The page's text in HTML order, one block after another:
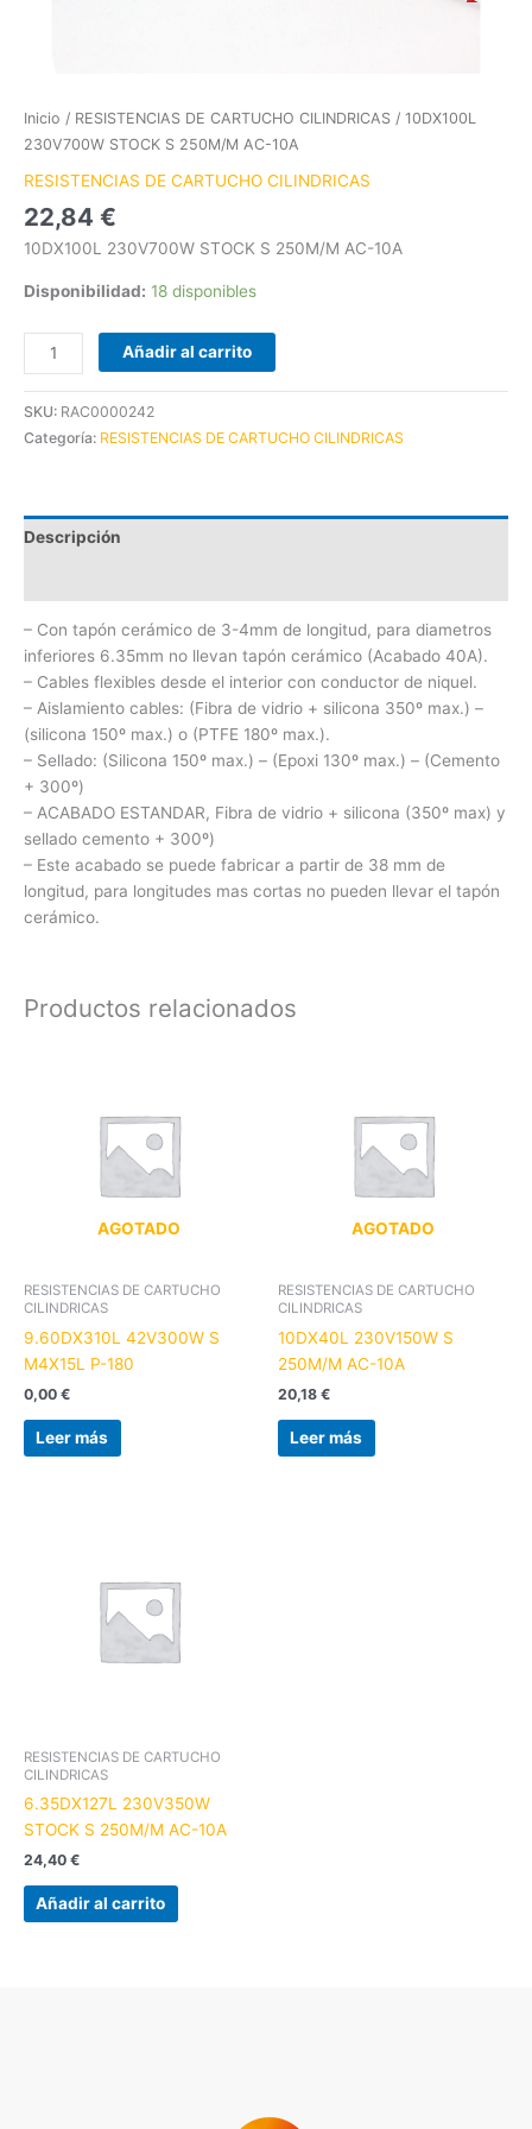
Inicio / RESISTENCIAS DE CARTUCHO CILINDRICAS / 10DX100L
230V700W STOCK S 250M/M AC-10A
RESISTENCIAS DE CARTUCHO CILINDRICAS
22,84 €
10DX100L 230V700W STOCK S 250M/M AC-10A
Disponibilidad: 18 disponibles
Añadir al carrito
SKU: RAC0000242
Categoría: RESISTENCIAS DE CARTUCHO CILINDRICAS
Descripción
– Con tapón cerámico de 3-4mm de longitud, para diametros
inferiores 6.35mm no llevan tapón cerámico (Acabado 40A).
– Cables flexibles desde el interior con conductor de niquel.
– Aislamiento cables: (Fibra de vidrio + silicona 350º max.) –
(silicona 150º max.) o (PTFE 180º max.).
– Sellado: (Silicona 150º max.) – (Epoxi 130º max.) – (Cemento
+ 300º)
– ACABADO ESTANDAR, Fibra de vidrio + silicona (350º max) y
sellado cemento + 300º)
– Este acabado se puede fabricar a partir de 38 mm de
longitud, para longitudes mas cortas no pueden llevar el tapón
cerámico.
Productos relacionados
AGOTADO
RESISTENCIAS DE CARTUCHO
CILINDRICAS
9.60DX310L 42V300W S
M4X15L P-180
0,00 €
Leer más
AGOTADO
RESISTENCIAS DE CARTUCHO
CILINDRICAS
10DX40L 230V150W S
250M/M AC-10A
20,18 €
Leer más
RESISTENCIAS DE CARTUCHO
CILINDRICAS
6.35DX127L 230V350W
STOCK S 250M/M AC-10A
24,40 €
Añadir al carrito